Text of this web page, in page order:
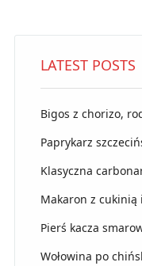
LATEST POSTS
Bigos z chorizo,
Paprykarz
Klasyczna
Makaron z cukinią
Pierś kacza
Wołowina po